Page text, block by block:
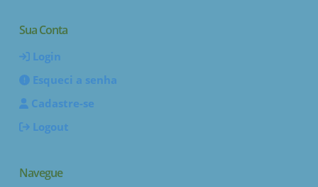
Sua Conta
Login
Esqueci a senha
Cadastre-se
Logout
Navegue